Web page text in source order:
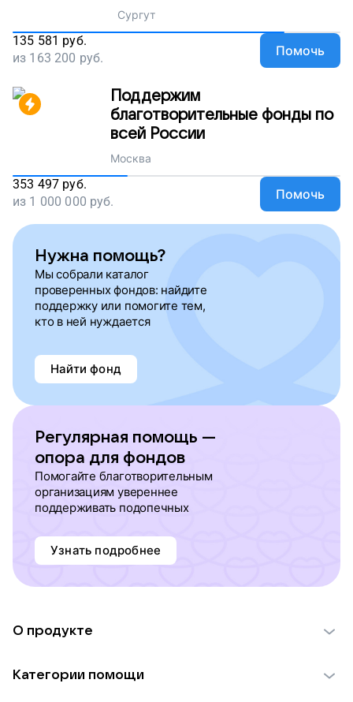
Сургут
135 581 руб.
из 163 200 руб. Помочь
Поддержим
благотворительные фонды по
всей России
Москва
353 497 руб.
из 1 000 000 руб. Помочь
Нужна помощь?
Мы собрали каталог
проверенных фондов: найдите
поддержку или помогите тем,
кто в ней нуждается
Найти фонд
Регулярная помощь —
опора для фондов
Помогайте благотворительным
организациям увереннее
поддерживать подопечных
Узнать подробнее
О продукте
Категории помощи